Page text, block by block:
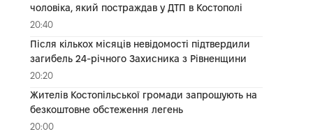
чоловіка, який постраждав у ДТП в Костополі
20:40
Після кількох місяців невідомості підтвердили
загибель 24-річного Захисника з Рівненщини
20:20
Жителів Костопільської громади запрошують на
безкоштовне обстеження легень
20:00